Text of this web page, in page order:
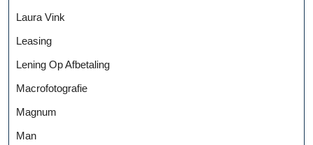
Laura Vink
Leasing
Lening Op Afbetaling
Macrofotografie
Magnum
Man